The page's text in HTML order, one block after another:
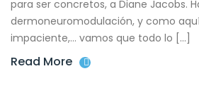
para ser concretos, a Diane Jacobs.
dermoneuromodulación, y como
impaciente,… vamos que todo lo […]
Read More